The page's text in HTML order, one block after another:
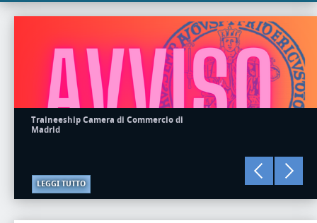
Traineeship Camera di Commercio di
Madrid
LEGGI TUTTO